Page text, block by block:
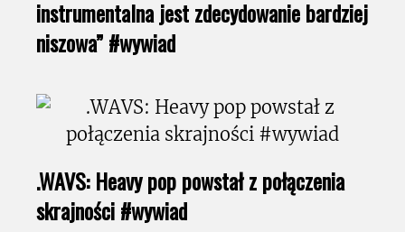
instrumentalna jest zdecydowanie bardziej
niszowa” #wywiad
.WAVS: Heavy pop powstał z połączenia
skrajności #wywiad